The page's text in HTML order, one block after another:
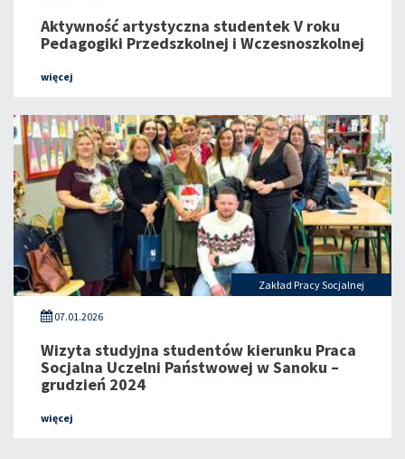
Aktywność artystyczna studentek V roku
Pedagogiki Przedszkolnej i Wczesnoszkolnej
więcej
Zakład Pracy Socjalnej
07.01.2026
Wizyta studyjna studentów kierunku Praca
Socjalna Uczelni Państwowej w Sanoku –
grudzień 2024
więcej